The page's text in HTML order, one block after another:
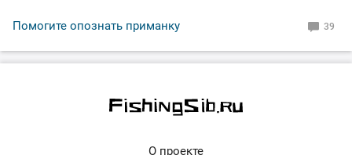
Помогите опознать приманку 39
О проекте